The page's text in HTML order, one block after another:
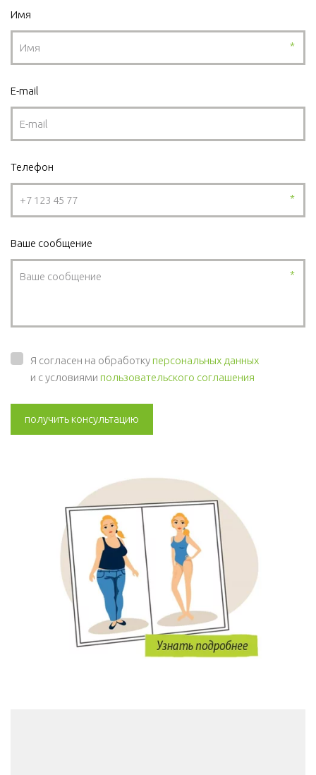
Имя
*
E-mail
Телефон
*
Ваше сообщение
*
Я согласен на обработкуперсональных данных
и с условиями пользовательского соглашения
получить консультацию